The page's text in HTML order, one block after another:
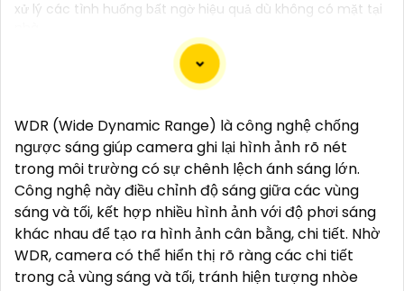
xử lý các tình huống bất ngờ hiệu quả dù không có mặt tại
Camera IP Công Nghệ AI là lựa chọn tối ưu cho hệ
thống giám sát an ninh, với khả năng nhận diện
thông minh và tự động phân tích hình ảnh. Nhờ vào
trí tuệ nhân tạo, camera có thể phát hiện đối tượng,
nhận diện khuôn mặt, và theo dõi chuyển động với
độ chính xác cao. Hệ thống giám sát không chỉ giúp
tối ưu hóa quá trình theo dõi mà còn tăng cường
hiệu quả bảo vệ an ninh, đáp ứng yêu cầu khắt khe
WDR (Wide Dynamic Range) là công nghệ chống
ngược sáng giúp camera ghi lại hình ảnh rõ nét
trong môi trường có sự chênh lệch ánh sáng lớn.
Công nghệ này điều chỉnh độ sáng giữa các vùng
sáng và tối, kết hợp nhiều hình ảnh với độ phơi sáng
khác nhau để tạo ra hình ảnh cân bằng, chi tiết. Nhờ
WDR, camera có thể hiển thị rõ ràng các chi tiết
trong cả vùng sáng và tối, tránh hiện tượng nhòe